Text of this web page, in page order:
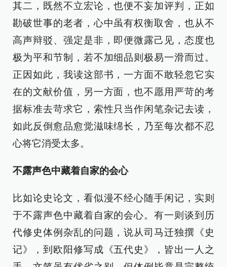
其二，既然不立宏论，也便不妄加评判，正如
勘破世事的老者，心中虽有权衡取舍，也从不
高声辩驳、强定是非，即便微露己见，态度也
极为平和节制，若不加细品则极易一滑而过。
正因如此，我读这部书，一方面不敢轻忽它实
在的文献价值，另一方面，也不愿用严苛的考
据标准去苛求它，索性只当作闲笔杂记去读，
如此反倒愈品愈觉滋味绵长，乃至每次都不忍
心将它消受太多。
不露声色中藏着自家的会心
比如论史论文，看似漫不经心随手闲记，实则
于不露声色中藏着自家的会心。有一则谈到历
代修史体例杂乱的问题，说从司马迁独撰《史
记》，到欧阳修写成《五代史》，皆出一人之